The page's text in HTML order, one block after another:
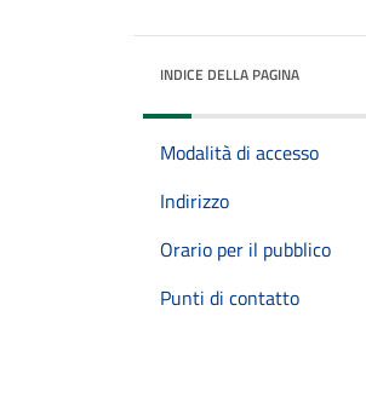
INDICE DELLA PAGINA
Modalità di accesso
Indirizzo
Orario per il pubblico
Punti di contatto